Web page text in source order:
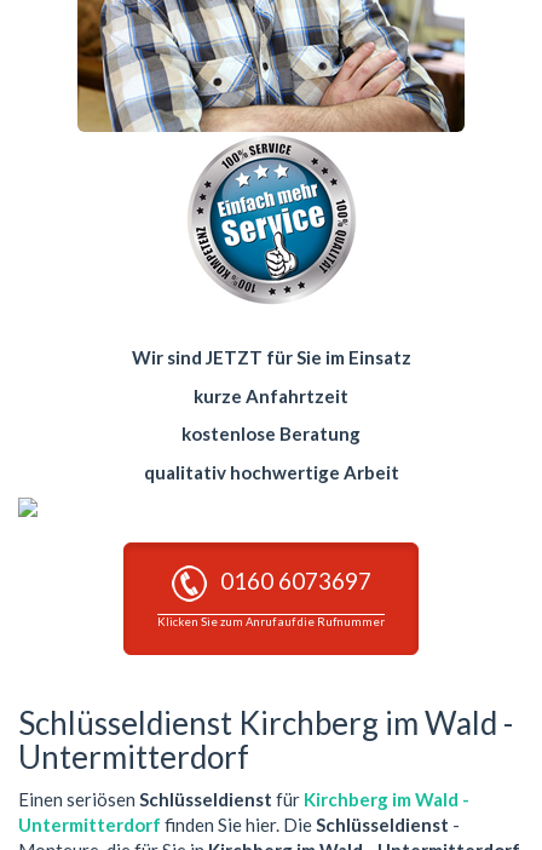
Wir sind JETZT für Sie im Einsatz
kurze Anfahrtzeit
kostenlose Beratung
qualitativ hochwertige Arbeit
0160 6073697
Klicken Sie zum Anruf auf die Rufnummer
Schlüsseldienst Kirchberg im Wald -
Untermitterdorf
Einen seriösen Schlüsseldienst für Kirchberg im Wald -
Untermitterdorf finden Sie hier. DieSchlüsseldienst -